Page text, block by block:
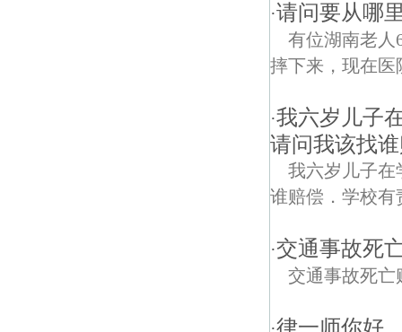
·请问要从哪
有位湖南老人
摔下来，现在医
·我六岁儿子
请问我该找
我六岁儿子在
谁赔偿．学校有
·交通事故死
交通事故死亡